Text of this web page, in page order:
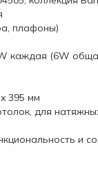
плафоны)
каждая (6W
395 мм
для
и